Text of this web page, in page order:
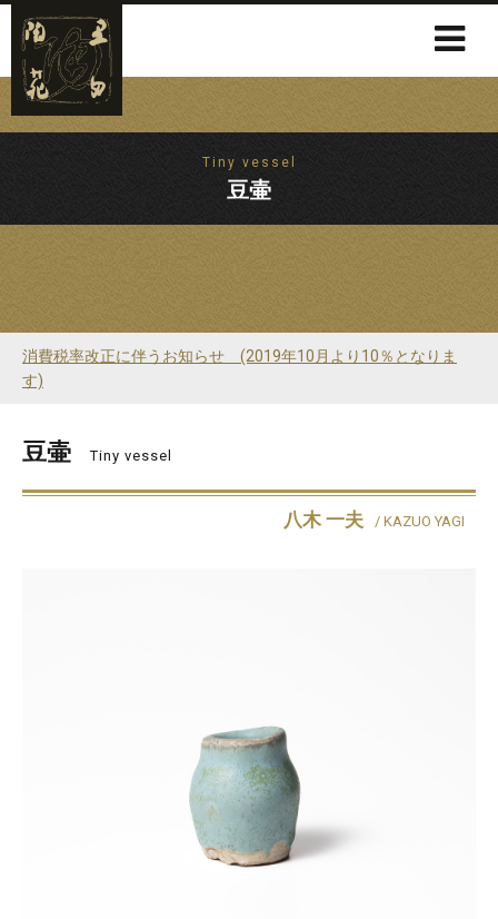
Tiny vessel
豆壷
消費税率改正に伴うお知らせ (2019年10月より10％となりま
す)
豆壷 Tiny vessel
八木 一夫 / KAZUO YAGI